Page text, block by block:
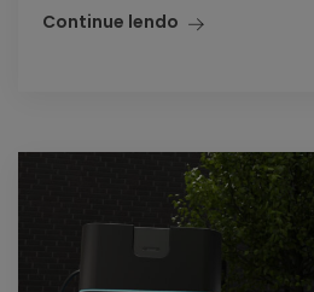
Continue lendo